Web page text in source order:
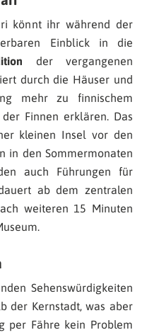
könnt ihr während der
Einblick in die
der vergangenen
durch die Häuser und
mehr zu finnischem
Finnen erklären. Das
kleinen Insel vor den
in den Sommermonaten
auch Führungen für
ab dem zentralen
weiteren 15 Minuten
Sehenswürdigkeiten
der Kernstadt, was aber
per Fähre kein Problem